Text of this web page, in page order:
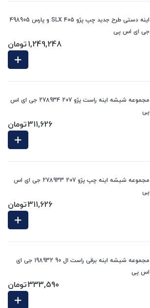
اینه دستی طرح جدید چپ پژو 405 SLX و پارس 498905
جی ای اس پی
1,249,248تومان
مجموعه شیشه اینه راست پژو 207 278934 جی ای اس
پی
311,626تومان
مجموعه شیشه اینه چپ پژو 207 278933 جی ای اس
پی
311,626تومان
مجموعه شیشه اینه برقی راست ال 90 198932 جی ای
اس پی
333,590تومان